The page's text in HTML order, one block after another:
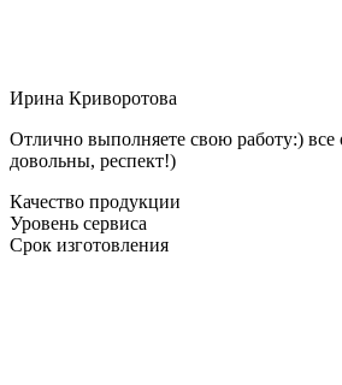
Ирина Криворотова
Отлично выполняете свою работу:) все
довольны, респект!)
Качество продукции
Уровень сервиса
Срок изготовления